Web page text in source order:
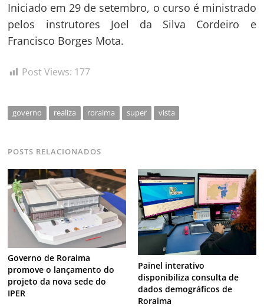
Iniciado em 29 de setembro, o curso é ministrado
pelos instrutores Joel da Silva Cordeiro e
Francisco Borges Mota.
Post Views: 177
governo realiza roraima super vista
POSTS RELACIONADOS
Governo de Roraima
promove o lançamento do
projeto da nova sede do
IPER
Painel interativo
disponibiliza consulta de
dados demográficos de
Roraima